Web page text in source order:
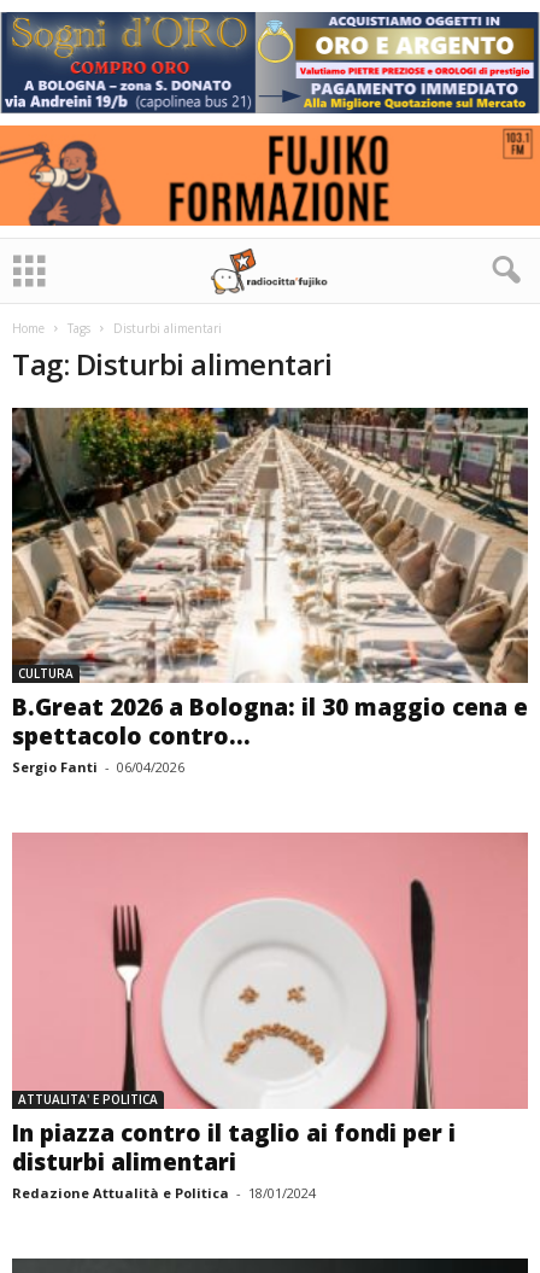
Home Tags Disturbi alimentari
Tag: Disturbi alimentari
CULTURA
B.Great 2026 a Bologna: il 30 maggio cena e
spettacolo contro...
Sergio Fanti - 06/04/2026
ATTUALITA' E POLITICA
In piazza contro il taglio ai fondi per i
disturbi alimentari
Redazione Attualità e Politica - 18/01/2024